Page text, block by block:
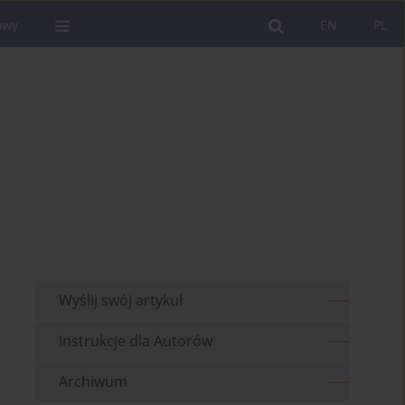
PL
EN
Wyślij swój artykuł
Instrukcje dla Autorów
Archiwum